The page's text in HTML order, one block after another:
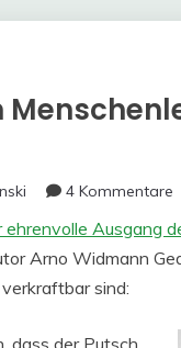
4 Kommentare
ehrenvolle Ausgang
Arno Widmann
sind:
dass der Putsch